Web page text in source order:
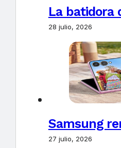
La batidora
28 julio, 2026
Samsung
27 julio, 2026